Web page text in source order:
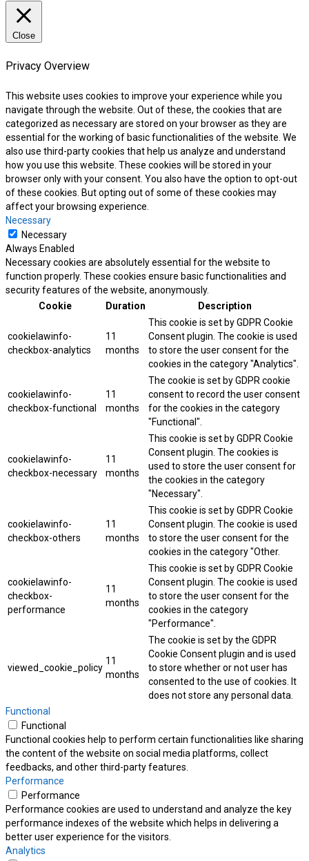
Close
Privacy Overview
This website uses cookies to improve your experience while you
navigate through the website. Out of these, the cookies that are
categorized as necessary are stored on your browser as they are
essential for the working of basic functionalities of the website. We
also use third-party cookies that help us analyze and understand
how you use this website. These cookies will be stored in your
browser only with your consent. You also have the option to opt-out
of these cookies. But opting out of some of these cookies may
affect your browsing experience.
Necessary
Necessary
Always Enabled
Necessary cookies are absolutely essential for the website to
function properly. These cookies ensure basic functionalities and
security features of the website, anonymously.
Cookie
Duration Description
cookielawinfo-
checkbox-analytics
11
months
This cookie is set by GDPR Cookie
Consent plugin. The cookie is used
to store the user consent for the
cookies in the category "Analytics".
cookielawinfo-
checkbox-functional
11
months
The cookie is set by GDPR cookie
consent to record the user consent
for the cookies in the category
"Functional".
cookielawinfo-
checkbox-necessary
11
months
This cookie is set by GDPR Cookie
Consent plugin. The cookies is
used to store the user consent for
the cookies in the category
"Necessary".
cookielawinfo-
checkbox-others
11
months
This cookie is set by GDPR Cookie
Consent plugin. The cookie is used
to store the user consent for the
cookies in the category "Other.
cookielawinfo-
checkbox-
performance
11
months
This cookie is set by GDPR Cookie
Consent plugin. The cookie is used
to store the user consent for the
cookies in the category
"Performance".
viewed_cookie_policy
11
months
The cookie is set by the GDPR
Cookie Consent plugin and is used
to store whether or not user has
consented to the use of cookies. It
does not store any personal data.
Functional
Functional
Functional cookies help to perform certain functionalities like sharing
the content of the website on social media platforms, collect
feedbacks, and other third-party features.
Performance
Performance
Performance cookies are used to understand and analyze the key
performance indexes of the website which helps in delivering a
better user experience for the visitors.
Analytics